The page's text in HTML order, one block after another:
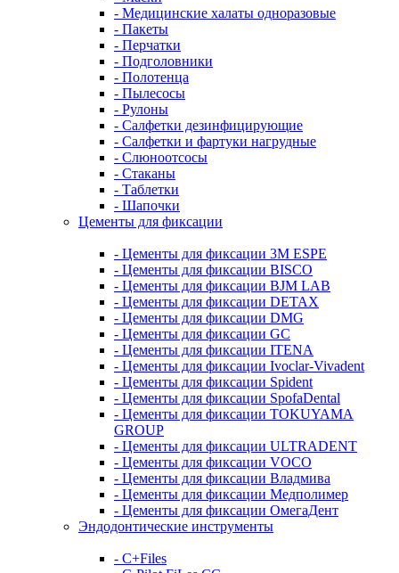
- Медицинские халаты одноразовые
- Пакеты
- Перчатки
- Подголовники
- Полотенца
- Пылесосы
- Рулоны
- Салфетки дезинфицирующие
- Салфетки и фартуки нагрудные
- Слюноотсосы
- Стаканы
- Таблетки
- Шапочки
Цементы для фиксации
- Цементы для фиксации 3M ESPE
- Цементы для фиксации BISCO
- Цементы для фиксации BJM LAB
- Цементы для фиксации DETAX
- Цементы для фиксации DMG
- Цементы для фиксации GC
- Цементы для фиксации ITENA
- Цементы для фиксации Ivoclar-Vivadent
- Цементы для фиксации Spident
- Цементы для фиксации SpofaDental
- Цементы для фиксации TOKUYAMA
GROUP
- Цементы для фиксации ULTRADENT
- Цементы для фиксации VOCO
- Цементы для фиксации Владмива
- Цементы для фиксации Медполимер
- Цементы для фиксации ОмегаДент
Эндодонтические инструменты
- C+Files